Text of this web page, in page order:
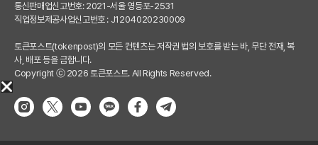
통신판매업신고번호: 2021-서울 영등포-2531
직업정보제공사업신고번호 : J1204020230009
토큰포스트(tokenpost)의 모든 컨텐츠는 저작권 법의 보호를 받는 바, 무단 전재, 복
사, 배포 등을 금합니다.
Copyright ⓒ 2026 토큰포스트. All Rights Reserved.